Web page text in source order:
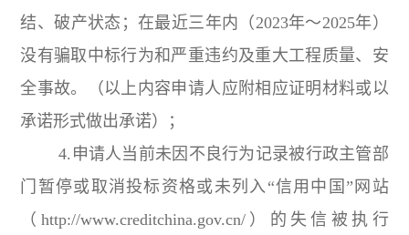
结、破产状态；在最近三年内（2023年～2025年）
没有骗取中标行为和严重违约及重大工程质量、安
全事故。（以上内容申请人应附相应证明材料或以
承诺形式做出承诺）；
4.申请人当前未因不良行为记录被行政主管部
门暂停或取消投标资格或未列入“信用中国”网站
（http://www.creditchina.gov.cn/）的失信被执行